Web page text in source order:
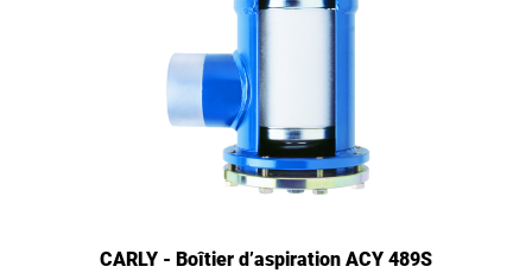
CARLY - Boîtier d’aspiration ACY 489S